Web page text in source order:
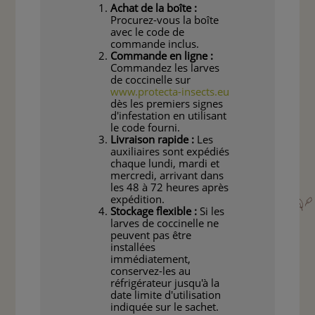
Achat de la boîte :
Procurez-vous la boîte
avec le code de
commande inclus.
Commande en ligne :
Commandez les larves
de coccinelle sur
www.protecta-insects.eu
dès les premiers signes
d'infestation en utilisant
le code fourni.
Livraison rapide : Les
auxiliaires sont expédiés
chaque lundi, mardi et
mercredi, arrivant dans
les 48 à 72 heures après
expédition.
Stockage flexible : Si les
larves de coccinelle ne
peuvent pas être
installées
immédiatement,
conservez-les au
réfrigérateur jusqu'à la
date limite d'utilisation
indiquée sur le sachet.